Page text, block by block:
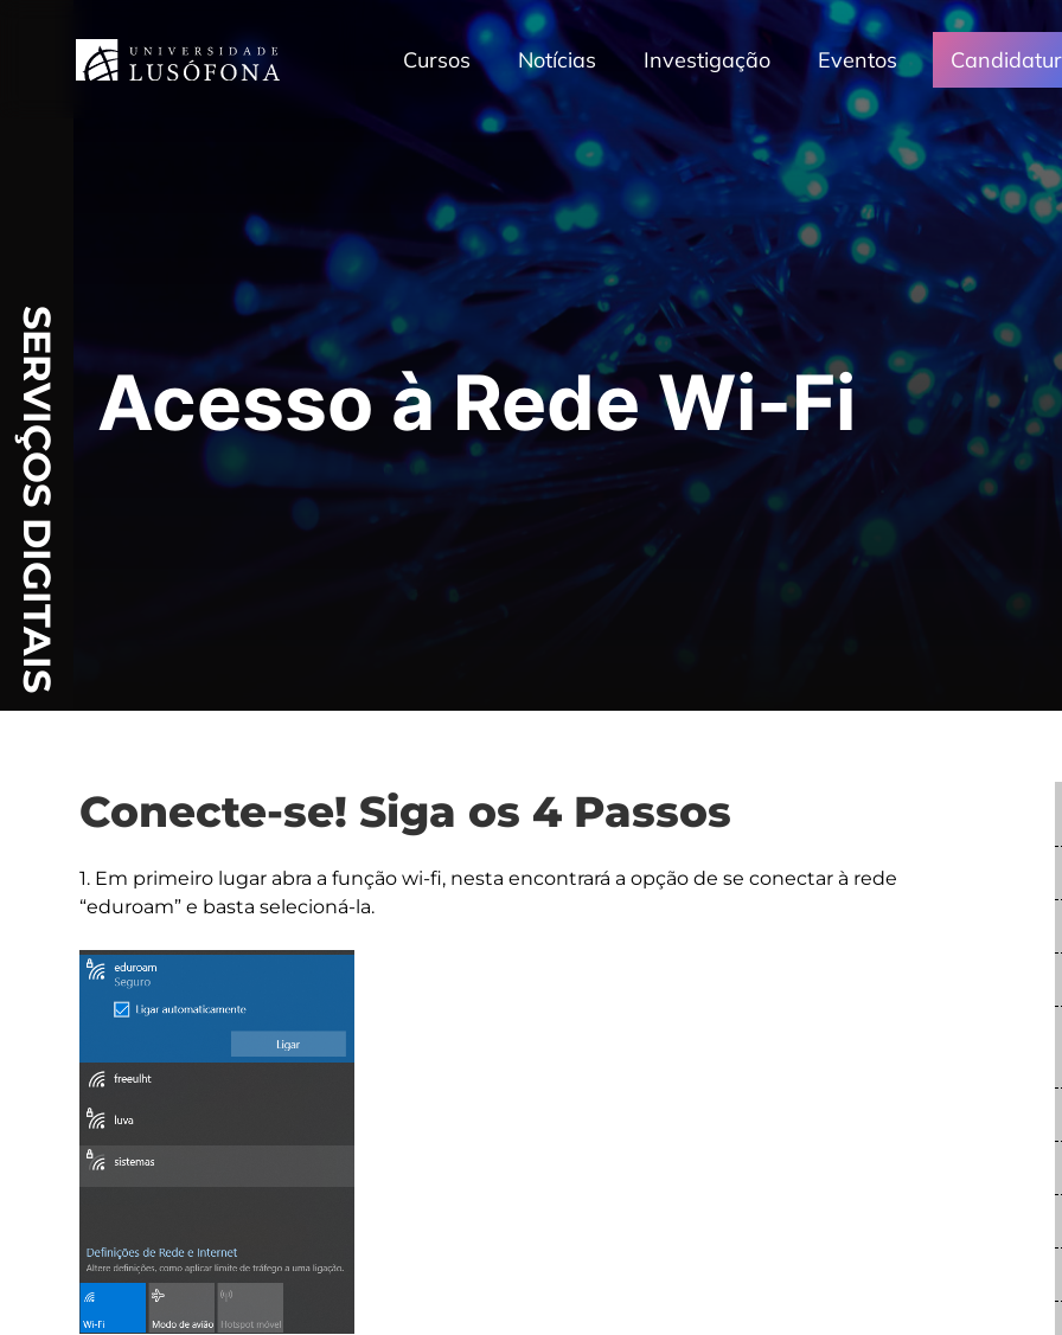
Cursos Notícias Investigação Eventos
SERVIÇOS DIGITAIS Acesso à Rede Wi-Fi
Conecte-se! Siga os 4 Passos
1. Em primeiro lugar abra a função wi-fi, nesta encontrará a opção de se conectar à rede
“eduroam” e basta selecioná-la.